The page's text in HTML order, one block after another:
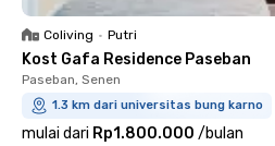
Coliving • Putri
Kost Gafa Residence Paseban
Paseban, Senen
1.3 km dari universitas bung karno
mulai dari Rp1.800.000 /bulan